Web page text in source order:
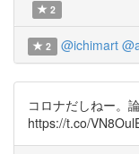
2
2 @ichimart
コロナだしねー。
https://t.co/